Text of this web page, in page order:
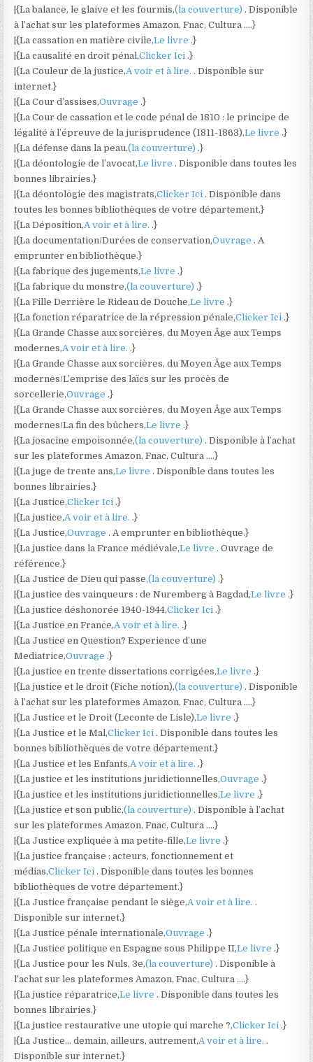
|{La balance, le glaive et les fourmis,(la couverture) . Disponible
à l’achat sur les plateformes Amazon, Fnac, Cultura ….}
|{La cassation en matière civile,Le livre .}
|{La causalité en droit pénal,Clicker Ici .}
|{La Couleur de la justice,A voir et à lire. . Disponible sur
internet.}
|{La Cour d’assises,Ouvrage .}
|{La Cour de cassation et le code pénal de 1810 : le principe de
légalité à l’épreuve de la jurisprudence (1811-1863),Le livre .}
|{La défense dans la peau,(la couverture) .}
|{La déontologie de l’avocat,Le livre . Disponible dans toutes les
bonnes librairies.}
|{La déontologie des magistrats,Clicker Ici . Disponible dans
toutes les bonnes bibliothèques de votre département.}
|{La Déposition,A voir et à lire. .}
|{La documentation/Durées de conservation,Ouvrage . A
emprunter en bibliothèque.}
|{La fabrique des jugements,Le livre .}
|{La fabrique du monstre,(la couverture) .}
|{La Fille Derrière le Rideau de Douche,Le livre .}
|{La fonction réparatrice de la répression pénale,Clicker Ici .}
|{La Grande Chasse aux sorcières, du Moyen Âge aux Temps
modernes,A voir et à lire. .}
|{La Grande Chasse aux sorcières, du Moyen Âge aux Temps
modernes/L’emprise des laïcs sur les procès de
sorcellerie,Ouvrage .}
|{La Grande Chasse aux sorcières, du Moyen Âge aux Temps
modernes/La fin des bûchers,Le livre .}
|{La josacine empoisonnée,(la couverture) . Disponible à l’achat
sur les plateformes Amazon, Fnac, Cultura ….}
|{La juge de trente ans,Le livre . Disponible dans toutes les
bonnes librairies.}
|{La Justice,Clicker Ici .}
|{La justice,A voir et à lire. .}
|{La Justice,Ouvrage . A emprunter en bibliothèque.}
|{La justice dans la France médiévale,Le livre . Ouvrage de
référence.}
|{La Justice de Dieu qui passe,(la couverture) .}
|{La justice des vainqueurs : de Nuremberg à Bagdad,Le livre .}
|{La justice déshonorée 1940-1944,Clicker Ici .}
|{La Justice en France,A voir et à lire. .}
|{La Justice en Question? Experience d’une
Mediatrice,Ouvrage .}
|{La justice en trente dissertations corrigées,Le livre .}
|{La justice et le droit (Fiche notion),(la couverture) . Disponible
à l’achat sur les plateformes Amazon, Fnac, Cultura ….}
|{La Justice et le Droit (Leconte de Lisle),Le livre .}
|{La Justice et le Mal,Clicker Ici . Disponible dans toutes les
bonnes bibliothèques de votre département.}
|{La Justice et les Enfants,A voir et à lire. .}
|{La justice et les institutions juridictionnelles,Ouvrage .}
|{La justice et les institutions juridictionnelles,Le livre .}
|{La justice et son public,(la couverture) . Disponible à l’achat
sur les plateformes Amazon, Fnac, Cultura ….}
|{La Justice expliquée à ma petite-fille,Le livre .}
|{La justice française : acteurs, fonctionnement et
médias,Clicker Ici . Disponible dans toutes les bonnes
bibliothèques de votre département.}
|{La Justice française pendant le siège,A voir et à lire. .
Disponible sur internet.}
|{La Justice pénale internationale,Ouvrage .}
|{La Justice politique en Espagne sous Philippe II,Le livre .}
|{La Justice pour les Nuls, 3e,(la couverture) . Disponible à
l’achat sur les plateformes Amazon, Fnac, Cultura ….}
|{La justice réparatrice,Le livre . Disponible dans toutes les
bonnes librairies.}
|{La justice restaurative une utopie qui marche ?,Clicker Ici .}
|{La Justice… demain, ailleurs, autrement,A voir et à lire. .
Disponible sur internet.}